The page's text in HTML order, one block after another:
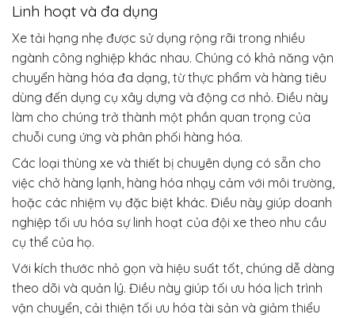
Linh hoạt và đa dụng
Xe tải hạng nhẹ được sử dụng rộng rãi trong nhiều
ngành công nghiệp khác nhau. Chúng có khả năng vận
chuyển hàng hóa đa dạng, từ thực phẩm và hàng tiêu
dùng đến dụng cụ xây dựng và động cơ nhỏ. Điều này
làm cho chúng trở thành một phần quan trọng của
chuỗi cung ứng và phân phối hàng hóa.
Các loại thùng xe và thiết bị chuyên dụng có sẵn cho
việc chở hàng lạnh, hàng hóa nhạy cảm với môi trường,
hoặc các nhiệm vụ đặc biệt khác. Điều này giúp doanh
nghiệp tối ưu hóa sự linh hoạt của đội xe theo nhu cầu
cụ thể của họ.
Với kích thước nhỏ gọn và hiệu suất tốt, chúng dễ dàng
theo dõi và quản lý. Điều này giúp tối ưu hóa lịch trình
vận chuyển, cải thiện tối ưu hóa tài sản và giảm thiểu